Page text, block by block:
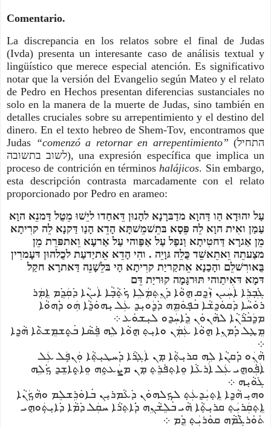
Comentario.
La discrepancia en los relatos sobre el final de Judas
(Ivda) presenta un interesante caso de análisis textual y
lingüístico que merece especial atención. Es significativo
notar que la versión del Evangelio según Mateo y el relato
de Pedro en Hechos presentan diferencias sustanciales no
solo en la manera de la muerte de Judas, sino también en
detalles cruciales sobre su arrepentimiento y el destino del
dinero. En el texto hebreo de Shem-Tov, encontramos que
Judas “comenzó a retornar en arrepentimiento” (התחיל
לשוב בתשובה), una expresión específica que implica un
proceso de contrición en términoshalájicos. Sin embargo,
esta descripción contrasta marcadamente con el relato
proporcionado por Pedro en arameo:
עַל יִהוּדָא הַו דַּהוָא מדַבּרָנָא להָנוּן דֵּאחַדו ליֵשׁוּ מֵטֻל דַּמנֵא הוָא
עַמַן ואִית הוָא לֵה פֵּסָא בּתֵשׁמֵשׁתָּא הָדֵא הָנַו דַּקנָא לֵה קרִיתָא
מֵן אַגרָא דַּחטִיתָא וַנפַל עַל אַפַּוהי עַל אַרעָא וֵאתפּרֵת מֵן
מצַעתֵה וֵאתֵאשֵׁד כֻּלֵה גּוָיֵה . והִי הָדֵא אֵתיַדעַת לכֻלהוּן דּעָמרִין
בֻּאורִשׁלֵם והָכַנָא אֵתקַריַת קרִיתָא הָי בּלֵשָׁנֵה דַּאתרָא חקַל
דּמָא דּאִיתַוהי תּוּרגָּמָה קוּריַת דֵּם
ܓ݁ܲܒ݂ܪܹܐ ܐܲܚܲܝܢ ܙܵܕ݂ܸܩ ܗ݈ܘܵܐ ܕ݁ܢܸܬ݂ܡܲܠܹܐ ܟ݁ܬ݂ܵܒ݂ܵܐ ܐܲܝܢܵܐ ܕ݁ܩܲܕܸ݁ܡ ܐܸܡܲܪ
ܪܘܿܚܵܐ ܕ݁ܩܘܿܕ݂ܫܵܐ ܒ݁ܦ݂ܘܿܡܹܗ ܕ݁ܕ݂ܲܘܝܼܕ݂ ܥܲܠ ܝܼܗܘܿܕ݂ܵܐ ܗܲܘ ܕ݁ܲܗܘܵܐ
ܡܕ݂ܲܒ݁ܪܵܢܵܐ ܠܗܵܢܘܿܢ ܕܸ݁ܐܚܲܕ݂ܘ ܠܝܼܫܘܿܥ ܀
ܡܸܛܼܠ ܕ݁ܲܡܢܹܐ ܗ݈ܘܵܐ ܥܲܡܲܢ ܘܐܝܼܬ݂ ܗ݈ܘܵܐ ܠܹܗ ܦܸ݁ܣܵܐ ܒ݁ܬ݂ܸܫܡܸܫܬ݁ܵܐ ܗܵܕ݂ܹܐ
܀
ܗܵܢܲܘ ܕ݁ܲܩܢܵܐ ܠܹܗ ܩܪܝܼܬ݂ܵܐ ܡܼܢ ܐܲܓ݂ܪܵܐ ܕ݁ܲܚܛܝܼܬ݂ܵܐ ܘܲܢܦ݂ܲܠ ܥܲܠ
ܐܲܦ݁ܲܘܗ݈ܝ ܥܲܠ ܐܲܪܥܵܐ ܘܸܐܬ݂ܦ݁ܪܸܬ݂ ܡܼܢ ܡܨܲܥܬ݂ܹܗ ܘܸܐܬ݂ܸܐܫܸܕ݂ ܟܼ݁ܠܹܗ
ܓ݁ܘܵܝܼܗ ܀
ܘܗܝܼ ܗܵܕ݂ܹܐ ܐܸܬ݂ܝܲܕ݂ܥܲܬ݂ ܠܟ݂ܼܠܗܘܿܢ ܕ݁ܥܵܡܪܝܼܢ ܒ݁ܐܘܿܪܹܫܠܸܡ ܘܗܵܟ݂ܲܢܵܐ
ܐܸܬ݂ܩܲܪܝܲܬ݂ ܩܪܝܼܬ݂ܵܐ ܗܵܝ ܒ݁ܠܸܫܵܢܹܗ ܕ݁ܲܐܬ݂ܪܵܐ ܚܩܲܠ ܕ݁ܡܵܐ ܕ݁ܐܝܼܬ݂ܲܘܗ݈ܝ
ܬ݁ܘܿܪܓ݁ܵܡܵܗ ܩܘܿܪܝܲܬ݂ ܕܸ݁ܡ ܀